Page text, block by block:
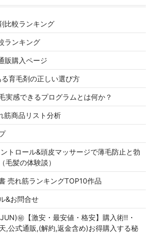
比較ランキング
ランキング
販購入ページ
育毛剤の正しい選び方
実感できるプログラムとは何か？
筋商品リスト分析
トロール&頭皮マッサージで薄毛防止と勃
毛髪の体験談）
売れ筋ランキングTOP10作品
&お問合せ
㊙【激安・最安値・格安】購入術!!・
,公式通販,(解約,返金含め)お得購入する秘